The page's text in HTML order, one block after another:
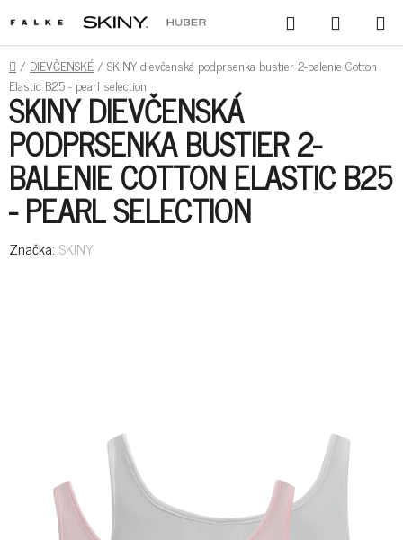
NA
OBSAH
HĽADAŤ
KOŠÍK
DOMOV
/ DIEVČENSKÉ/ SKINY dievčenská podprsenka bustier 2-balenie Cotton
Elastic B25 - pearl selection
SKINY DIEVČENSKÁ
PODPRSENKA BUSTIER 2-
BALENIE COTTON ELASTIC B25
- PEARL SELECTION
Značka: SKINY